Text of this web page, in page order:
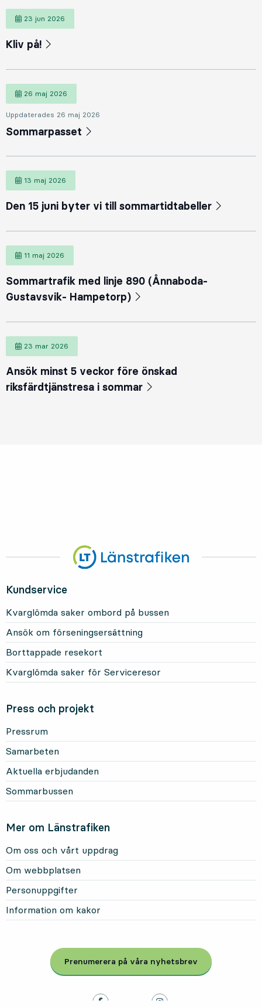
23 jun 2026
Kliv på!
26 maj 2026
Uppdaterades 26 maj 2026
Sommarpasset
13 maj 2026
Den 15 juni byter vi till sommartidtabeller
11 maj 2026
Sommartrafik med linje 890 (Ånnaboda-
Gustavsvik- Hampetorp)
23 mar 2026
Ansök minst 5 veckor före önskad
riksfärdtjänstresa i sommar
Kundservice
Kvarglömda saker ombord på bussen
Ansök om förseningsersättning
Borttappade resekort
Kvarglömda saker för Serviceresor
Press och projekt
Pressrum
Samarbeten
Aktuella erbjudanden
Sommarbussen
Mer om Länstrafiken
Om oss och vårt uppdrag
Om webbplatsen
Personuppgifter
Information om kakor
Prenumerera på våra nyhetsbrev
, Öppnas i modal